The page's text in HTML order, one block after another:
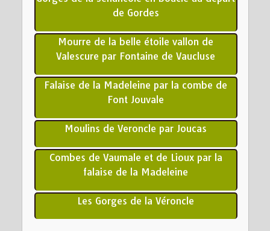
de Gordes
Mourre de la belle étoile vallon de
Valescure par Fontaine de Vaucluse
Falaise de la Madeleine par la combe de
Font Jouvale
Moulins de Veroncle par Joucas
Combes de Vaumale et de Lioux par la
falaise de la Madeleine
Les Gorges de la Véroncle